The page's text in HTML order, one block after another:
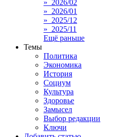
» 2026/02
» 2026/01
» 2025/12
» 2025/11
Ещё раньше
Темы
Политика
Экономика
История
Социум
Культура
Здоровье
Замысел
Выбор редакции
Ключи